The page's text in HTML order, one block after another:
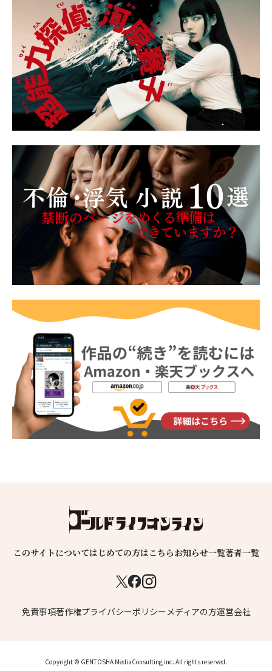
このサイトについてはじめての方はこちらお知らせ一覧著者一覧
免責事項著作権プライバシーポリシーメディアの方運営会社
Copyright © GENTOSHA MediaConsulting,inc. All rights reserved.